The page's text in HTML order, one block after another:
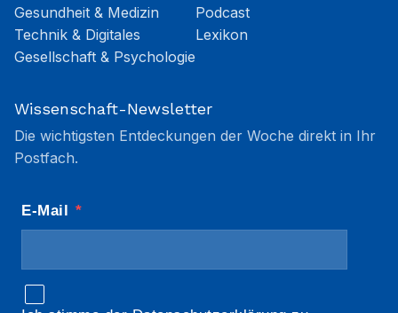
Gesundheit & Medizin
Technik & Digitales
Gesellschaft & Psychologie
Podcast
Lexikon
Wissenschaft-Newsletter
Die wichtigsten Entdeckungen der Woche direkt in Ihr
Postfach.